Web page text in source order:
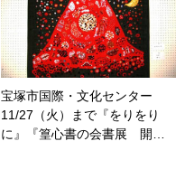
宝塚市国際・文化センター
11/27（火）まで『をりをり
に』『篁心書の会書展 開…